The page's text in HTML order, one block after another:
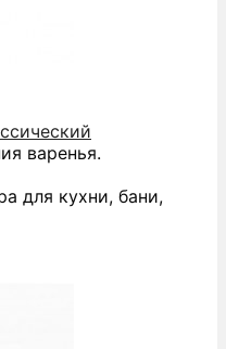
варенья.
для кухни, бани,